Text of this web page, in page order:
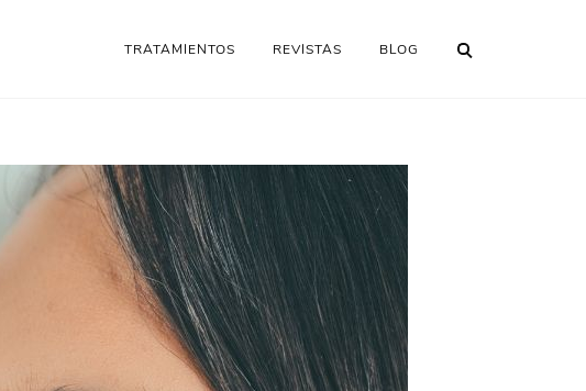
TRATAMIENTOS REVISTAS BLOG